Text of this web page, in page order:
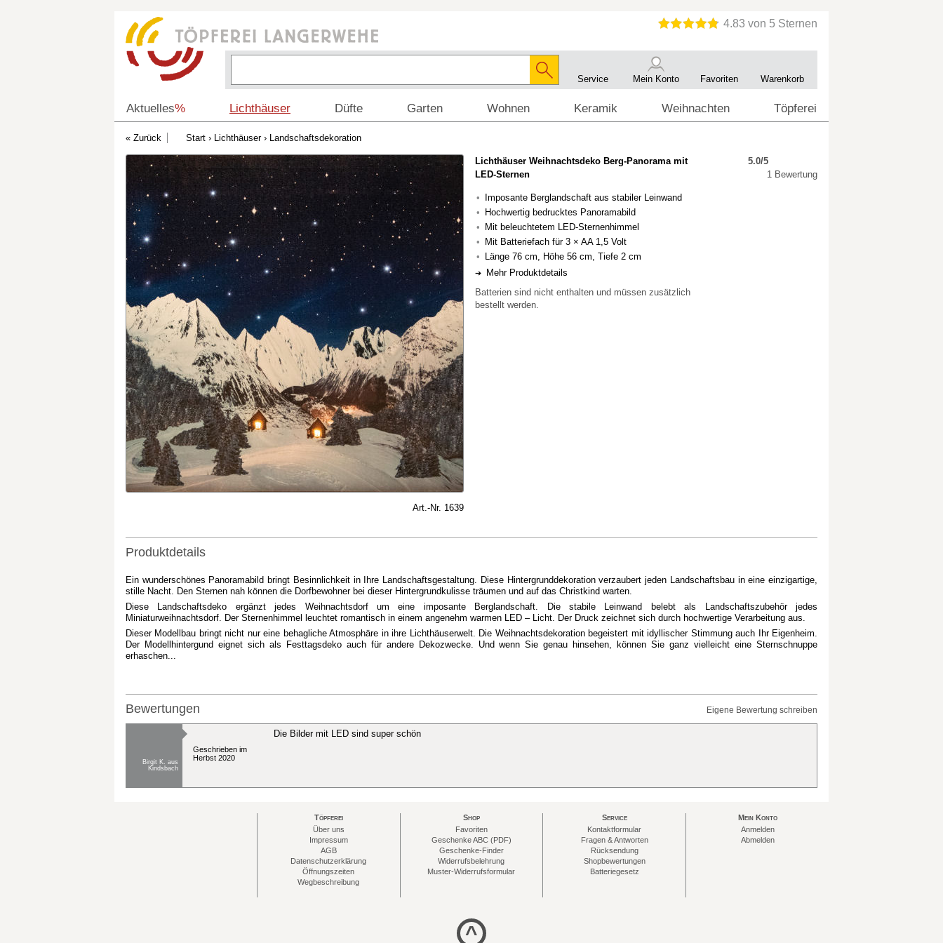
Service Mein Konto Favoriten Warenkorb
Aktuelles% Lichthäuser Düfte Garten Wohnen Keramik Weihnachten Töpferei
Start › Lichthäuser› Landschaftsdekoration
Art.-Nr. 1639
Lichthäuser Weihnachtsdeko Berg-Panorama mit
LED-Sternen
Imposante Berglandschaft aus stabiler Leinwand
Hochwertig bedrucktes Panoramabild
Mit beleuchtetem LED-Sternenhimmel
Mit Batteriefach für 3 × AA 1,5 Volt
Länge 76 cm, Höhe 56 cm, Tiefe 2 cm
Mehr Produktdetails
Batterien sind nicht enthalten und müssen zusätzlich
bestellt werden.
5.0/5
1 Bewertung
Produktdetails
Ein wunderschönes Panoramabild bringt Besinnlichkeit in Ihre Landschaftsgestaltung. Diese Hintergrunddekoration verzaubert jeden Landschaftsbau in eine einzigartige,
stille Nacht. Den Sternen nah können die Dorfbewohner bei dieser Hintergrundkulisse träumen und auf das Christkind warten.
Diese Landschaftsdeko ergänzt jedes Weihnachtsdorf um eine imposante Berglandschaft. Die stabile Leinwand belebt als Landschaftszubehör jedes
Miniaturweihnachtsdorf. Der Sternenhimmel leuchtet romantisch in einem angenehm warmen LED – Licht. Der Druck zeichnet sich durch hochwertige Verarbeitung aus.
Dieser Modellbau bringt nicht nur eine behagliche Atmosphäre in ihre Lichthäuserwelt. Die Weihnachtsdekoration begeistert mit idyllischer Stimmung auch Ihr Eigenheim.
Der Modellhintergund eignet sich als Festtagsdeko auch für andere Dekozwecke. Und wenn Sie genau hinsehen, können Sie ganz vielleicht eine Sternschnuppe
erhaschen...
Bewertungen Eigene Bewertung schreiben
Birgit K. aus
Kindsbach
Geschrieben im
Herbst 2020
Die Bilder mit LED sind super schön
Töpferei
Über uns
Impressum
AGB
Datenschutzerklärung
Öffnungszeiten
Wegbeschreibung
Shop
Favoriten
Geschenke ABC (PDF)
Geschenke-Finder
Widerrufsbelehrung
Muster-Widerrufsformular
Service
Kontaktformular
Fragen & Antworten
Rücksendung
Shopbewertungen
Batteriegesetz
Mein Konto
Anmelden
Abmelden
^